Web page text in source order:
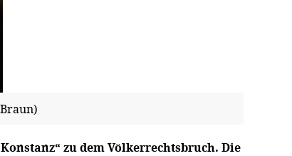
zu dem Völkerrechtsbruch. Die